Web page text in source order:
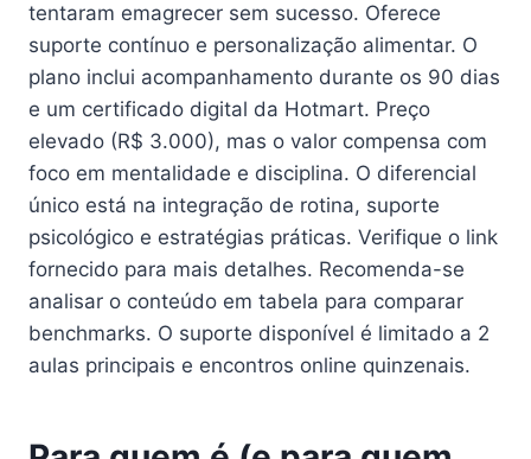
tentaram emagrecer sem sucesso. Oferece
suporte contínuo e personalização alimentar. O
plano inclui acompanhamento durante os 90 dias
e um certificado digital da Hotmart. Preço
elevado (R$ 3.000), mas o valor compensa com
foco em mentalidade e disciplina. O diferencial
único está na integração de rotina, suporte
psicológico e estratégias práticas. Verifique o link
fornecido para mais detalhes. Recomenda-se
analisar o conteúdo em tabela para comparar
benchmarks. O suporte disponível é limitado a 2
aulas principais e encontros online quinzenais.